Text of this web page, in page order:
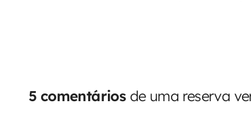
5 comentários de uma reserva